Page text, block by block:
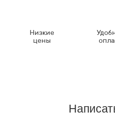
Низкие
цены